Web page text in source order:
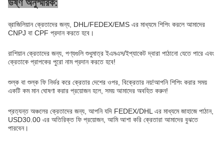
উষ্ণ অনুস্মারক:
ব্রাজিলিয়ান ক্রেতাদের জন্য, DHL/FEDEX/EMS এর মাধ্যমে শিপিং করলে আমাদের
CNPJ বা CPF প্রদান করতে হবে।
রাশিয়ান ক্রেতাদের জন্য, পণ্যগুলি শুধুমাত্র ইএমএস/ইপ্যাকেট দ্বারা পাঠানো যেতে পারে এবং
ক্রেতাকে প্রাপকের পুরো নাম প্রদান করতে হবে!
শুল্ক বা শুল্ক ফি নির্ভর করে ক্রেতার দেশের ওপর, বিক্রেতার নয়!আপনি শিপিং করার সময়
একটি কম মান ঘোষণা করার প্রয়োজন হলে, সময় আমাদের অবহিত করুন!
প্রত্যন্ত অঞ্চলের ক্রেতাদের জন্য, আপনি যদি FEDEX/DHL এর মাধ্যমে জাহাজে পাঠান,
USD30.00 এর অতিরিক্ত ফি প্রয়োজন, আমি আশা করি ক্রেতারা আমাদের বুঝতে
পারবেন।